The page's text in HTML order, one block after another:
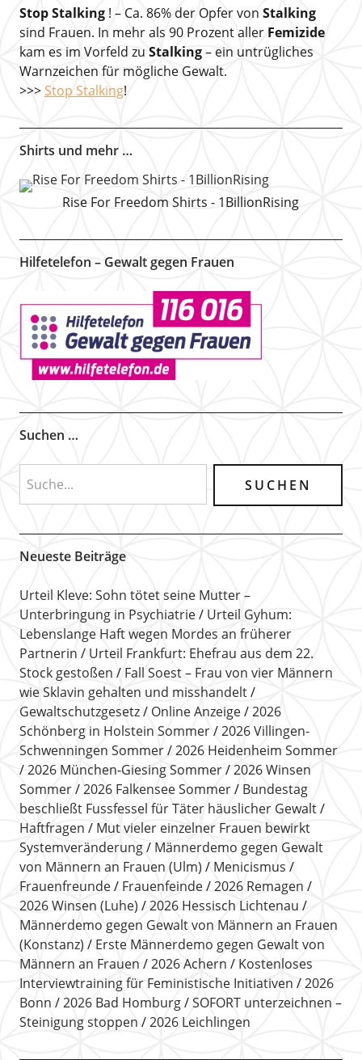
Stop Stalking! – Ca. 86% der Opfer von Stalking
sind Frauen. In mehr als 90 Prozent aller Femizide
kam es im Vorfeld zu Stalking– ein untrügliches
Warnzeichen für mögliche Gewalt.
>>> Stop Stalking!
Shirts und mehr …
Rise For Freedom Shirts - 1BillionRising
Hilfetelefon – Gewalt gegen Frauen
Suchen …
Neueste Beiträge
Urteil Kleve: Sohn tötet seine Mutter –
Unterbringung in Psychiatrie
Urteil Gyhum:
Lebenslange Haft wegen Mordes an früherer
Partnerin
Urteil Frankfurt: Ehefrau aus dem 22.
Stock gestoßen
Fall Soest – Frau von vier Männern
wie Sklavin gehalten und misshandelt
Gewaltschutzgesetz
Online Anzeige
2026
Schönberg in Holstein Sommer
2026 Villingen-
Schwenningen Sommer
2026 Heidenheim Sommer
2026 München-Giesing Sommer
2026 Winsen
Sommer
2026 Falkensee Sommer
Bundestag
beschließt Fussfessel für Täter häuslicher Gewalt
Haftfragen
Mut vieler einzelner Frauen bewirkt
Systemveränderung
Männerdemo gegen Gewalt
von Männern an Frauen (Ulm)
Menicismus
Frauenfreunde
Frauenfeinde
2026 Remagen
2026 Winsen (Luhe)
2026 Hessisch Lichtenau
Männerdemo gegen Gewalt von Männern an Frauen
(Konstanz)
Erste Männerdemo gegen Gewalt von
Männern an Frauen
2026 Achern
Kostenloses
Interviewtraining für Feministische Initiativen
2026
Bonn
2026 Bad Homburg
SOFORT unterzeichnen –
Steinigung stoppen
2026 Leichlingen